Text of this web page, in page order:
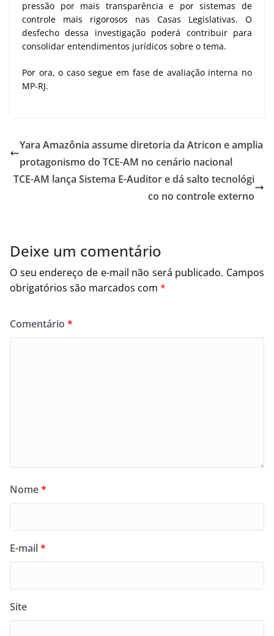
pressão por mais transparência e por sistemas de
controle mais rigorosos nas Casas Legislativas. O
desfecho dessa investigação poderá contribuir para
consolidar entendimentos jurídicos sobre o tema.
Por ora, o caso segue em fase de avaliação interna no
MP-RJ.
Yara Amazônia assume diretoria da Atricon e amplia
protagonismo do TCE-AM no cenário nacional
TCE-AM lança Sistema E-Auditor e dá salto tecnológi
co no controle externo
Deixe um comentário
O seu endereço de e-mail não será publicado. Campos
obrigatórios são marcados com *
Comentário *
Nome*
E-mail*
Site